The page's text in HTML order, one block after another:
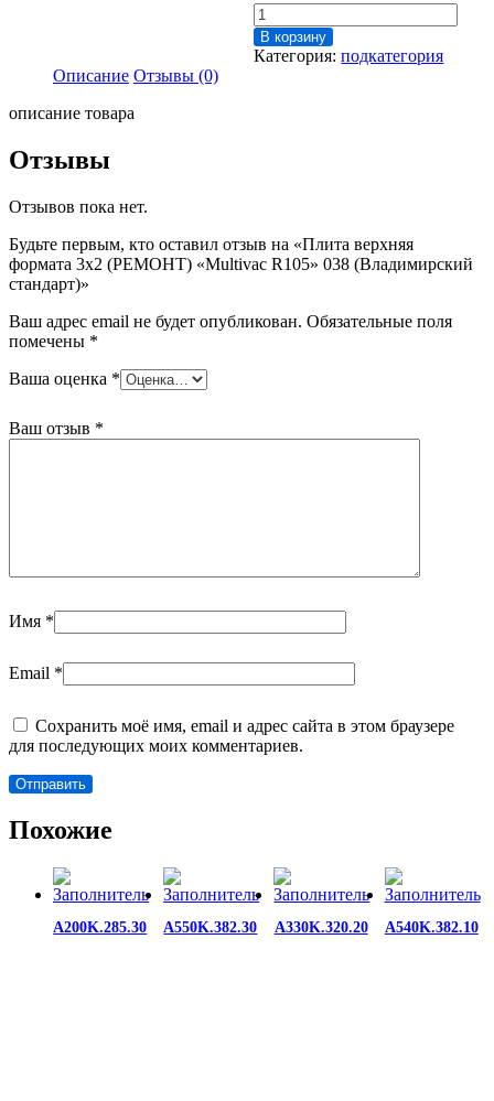
Количество
товара
Плита
верхняя
В корзину
Категория:подкатегория
Описание Отзывы (0)
описание товара
Отзывы
Отзывов пока нет.
Будьте первым, кто оставил отзыв на «Плита верхняя
формата 3х2 (РЕМОНТ) «Multivac R105» 038 (Владимирский
стандарт)»
Ваш адрес email не будет опубликован. Обязательные поля
помечены *
Ваша оценка *
Ваш отзыв *
Имя *
Email *
Сохранить моё имя, email и адрес сайта в этом браузере
для последующих моих комментариев.
Похожие
A200K.285.30 A550K.382.30 A330K.320.20 A540K.382.10